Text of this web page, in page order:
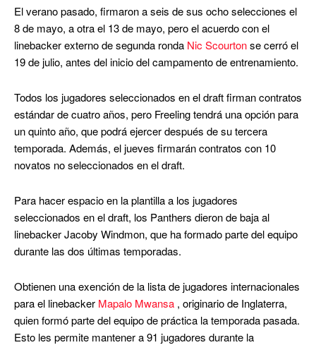
El verano pasado, firmaron a seis de sus ocho selecciones el
8 de mayo, a otra el 13 de mayo, pero el acuerdo con el
linebacker externo de segunda ronda Nic Scourtonse cerró el
19 de julio, antes del inicio del campamento de entrenamiento.
Todos los jugadores seleccionados en el draft firman contratos
estándar de cuatro años, pero Freeling tendrá una opción para
un quinto año, que podrá ejercer después de su tercera
temporada. Además, el jueves firmarán contratos con 10
novatos no seleccionados en el draft.
Para hacer espacio en la plantilla a los jugadores
seleccionados en el draft, los Panthers dieron de baja al
linebacker Jacoby Windmon, que ha formado parte del equipo
durante las dos últimas temporadas.
Obtienen una exención de la lista de jugadores internacionales
para el linebacker Mapalo Mwansa , originario de Inglaterra,
quien formó parte del equipo de práctica la temporada pasada.
Esto les permite mantener a 91 jugadores durante la